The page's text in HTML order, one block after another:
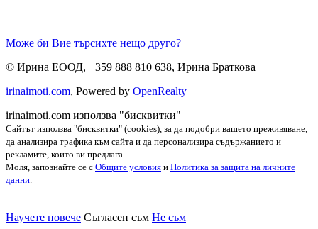
Може би Вие търсихте нещо друго?
© Ирина ЕООД, +359 888 810 638, Ирина Браткова
irinaimoti.com, Powered by OpenRealty
irinaimoti.com използва "бисквитки"
Сайтът използва "бисквитки" (cookies), за да подобри вашето преживяване,
да анализира трафика към сайта и да персонализира съдържанието и
рекламите, които ви предлага.
Моля, запознайте се с Общите условия и Политика за защита на личните
данни
Научете повече Съгласен съм Не съм